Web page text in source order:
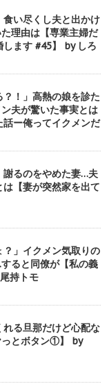
食い尽くし夫と出かけ
理由は【専業主婦だ
ます #45】 by しろ
？！」高熱の娘を診た
夫が驚いた事実とは
話ー俺ってイクメンだ
謝るのをやめた妻…夫
【妻が突然家を出て
？」イクメン気取りの
ると同僚が【私の義
持トモ
る旦那だけど心配な
とボタン①】 by